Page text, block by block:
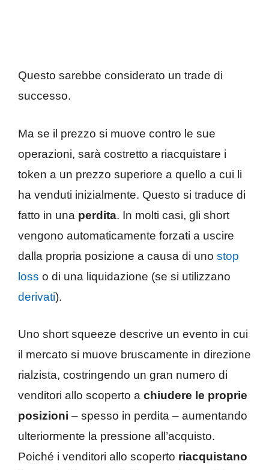
Questo sarebbe considerato un trade di
successo.
Ma se il prezzo si muove contro le sue
operazioni, sarà costretto a riacquistare i
token a un prezzo superiore a quello a cui li
ha venduti inizialmente. Questo si traduce di
fatto in una perdita. In molti casi, gli short
vengono automaticamente forzati a uscire
dalla propria posizione a causa di uno stop
loss o di una liquidazione (se si utilizzano
derivati).
Uno short squeeze descrive un evento in cui
il mercato si muove bruscamente in direzione
rialzista, costringendo un gran numero di
venditori allo scoperto a chiudere le proprie
posizioni – spesso in perdita – aumentando
ulteriormente la pressione all’acquisto.
Poiché i venditori allo scoperto riacquistano